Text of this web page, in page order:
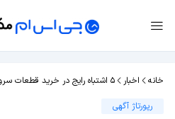
خانه اخبار
۵ اشتباه رایج در خرید قطعات سرور و راه‌های جلوگیری از آن
رپورتاژ آگهی